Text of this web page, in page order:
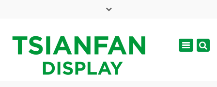
周一 - 周六: 7:00 - 17:00
Toggle